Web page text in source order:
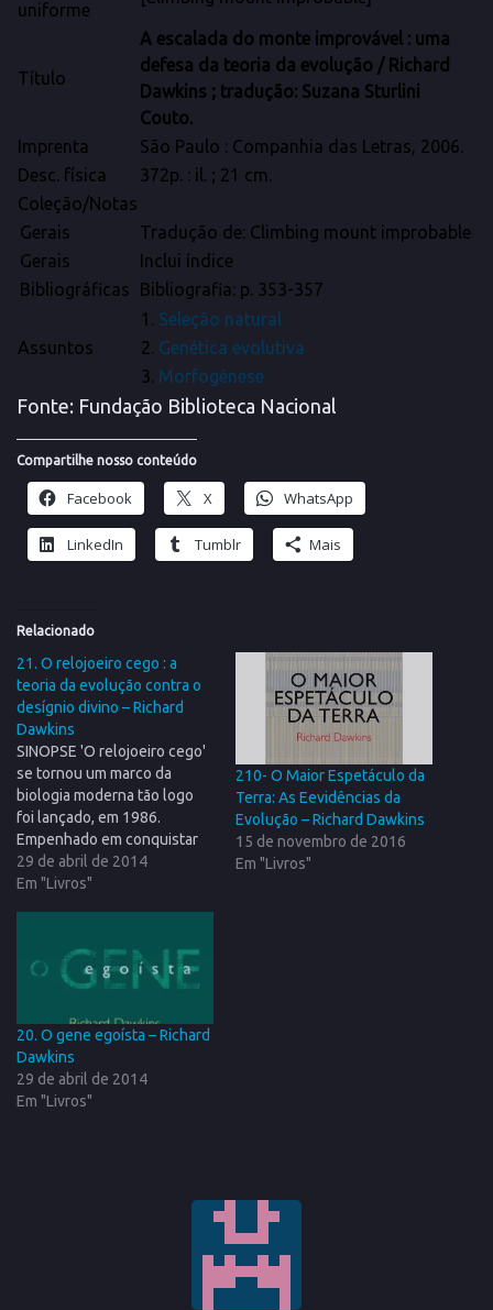
uniforme
Título
A escalada do monte improvável : uma
defesa da teoria da evolução / Richard
Dawkins ; tradução: Suzana Sturlini
Couto.
Imprenta
São Paulo : Companhia das Letras, 2006.
Desc. física
372p. : il. ; 21 cm.
Coleção/Notas
Gerais
Tradução de: Climbing mount improbable
Gerais
Inclui índice
Bibliográficas
Bibliografia: p. 353-357
Assuntos
1. Seleção natural
2. Genética evolutiva
3. Morfogênese
Fonte: Fundação Biblioteca Nacional
Compartilhe nosso conteúdo
Facebook X WhatsApp
LinkedIn Tumblr Mais
Relacionado
21. O relojoeiro cego : a
teoria da evolução contra o
desígnio divino – Richard
Dawkins
SINOPSE 'O relojoeiro cego'
se tornou um marco da
biologia moderna tão logo
foi lançado, em 1986.
Empenhado em conquistar
novos adeptos para o
evolucionismo e para o
defesa vigorosa da visão
darwinista e põe a nu as
falácias polêmicas do
criacionismo. Para o…
29 de abril de 2014
Em "Livros"
210- O Maior Espetáculo da
Terra: As Eevidências da
Evolução – Richard Dawkins
15 de novembro de 2016
Em "Livros"
20. O gene egoísta – Richard
Dawkins
29 de abril de 2014
Em "Livros"